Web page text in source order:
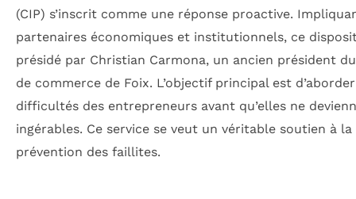
(CIP) s’inscrit comme une réponse proactive.
partenaires économiques et institutionnels, ce
présidé par Christian Carmona, un ancien président
de commerce de Foix. L’objectif principal est
difficultés des entrepreneurs avant qu’elles ne
ingérables. Ce service se veut un véritable soutien à la
prévention des faillites.